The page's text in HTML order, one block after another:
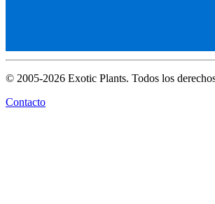
© 2005-2026 Exotic Plants. Todos los
Contacto